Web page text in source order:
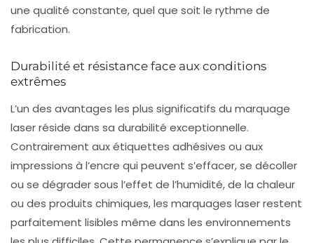
une qualité constante, quel que soit le rythme de
fabrication.
Durabilité et résistance face aux conditions
extrêmes
L’un des avantages les plus significatifs du marquage
laser réside dans sa durabilité exceptionnelle.
Contrairement aux étiquettes adhésives ou aux
impressions à l’encre qui peuvent s’effacer, se décoller
ou se dégrader sous l’effet de l’humidité, de la chaleur
ou des produits chimiques, les marquages laser restent
parfaitement lisibles même dans les environnements